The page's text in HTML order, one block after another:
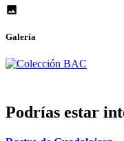
Galería
Podrías estar